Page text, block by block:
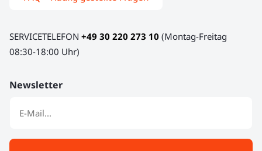
SERVICETELEFON +49 30 220 273 10 (Montag-Freitag
08:30-18:00 Uhr)
Newsletter